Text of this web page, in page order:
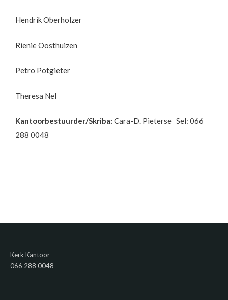
Hendrik Oberholzer
Rienie Oosthuizen
Petro Potgieter
Theresa Nel
Kantoorbestuurder/Skriba: Cara-D. Pieterse Sel: 066
288 0048
Kerk Kantoor
066 288 0048